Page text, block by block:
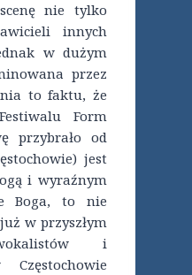
nie tylko
innych
w dużym
przez
to faktu, że
Form
przybrało od
jest
i wyraźnym
Boga, to nie
w przyszłym
i